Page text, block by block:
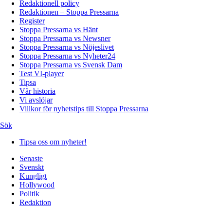
Redaktionell policy
Redaktionen – Stoppa Pressarna
Register
Stoppa Pressarna vs Hänt
Stoppa Pressarna vs Newsner
Stoppa Pressarna vs Nöjeslivet
Stoppa Pressarna vs Nyheter24
Stoppa Pressarna vs Svensk Dam
Test VI-player
Tipsa
Vår historia
Vi avslöjar
Villkor för nyhetstips till Stoppa Pressarna
Sök
Tipsa oss om nyheter!
Senaste
Svenskt
Kungligt
Hollywood
Politik
Redaktion